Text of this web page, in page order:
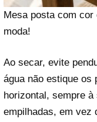
Mesa posta com
moda!
Ao secar, evite
água não estique os
horizontal, sempre
empilhadas, em vez